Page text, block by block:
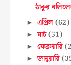
ঠাকুর
► এপ্রিল(62)
►মার্চ(51)
► ফেব্রুয়ারি
►জানুয়ারি